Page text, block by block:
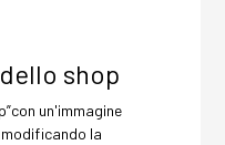
shop
un'immagine
la